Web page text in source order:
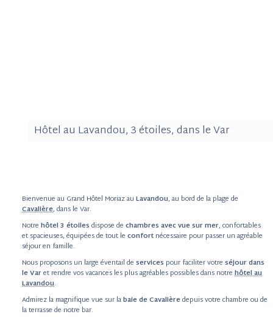
Hôtel au Lavandou, 3 étoiles, dans le Var
Bienvenue au Grand Hôtel Moriaz au Lavandou, au bord de la plage de
Cavalière, dans le Var.
Notre hôtel 3 étoiles dispose de chambres avec vue sur mer, confortables
et spacieuses, équipées de tout le confort nécessaire pour passer un agréable
séjour en famille.
Nous proposons un large éventail de services pour faciliter votre séjour dans
le Varet rendre vos vacances les plus agréables possibles dans notre hôtel au
Lavandou.
Admirez la magnifique vue sur labaie de Cavalièredepuis votre chambre ou de
la terrasse de notre bar.